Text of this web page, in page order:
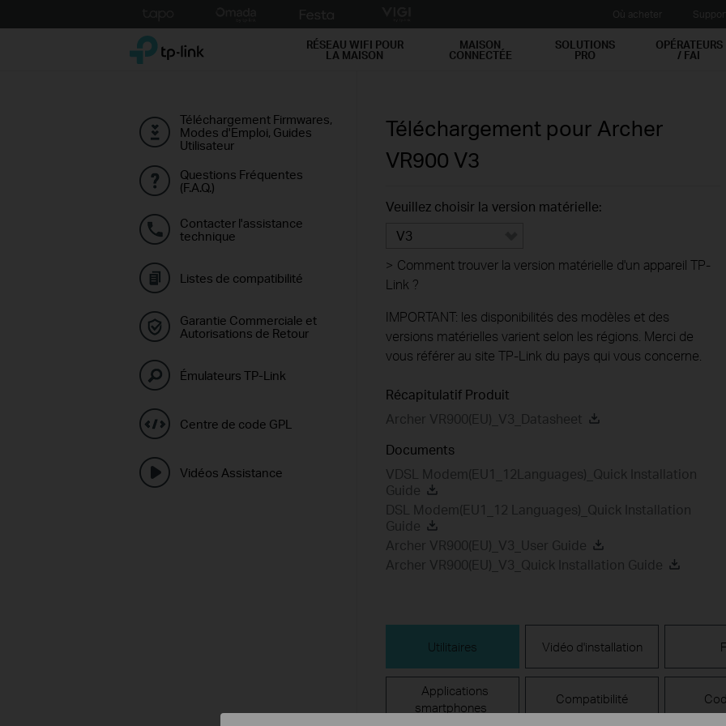
to
TP-Link, Reliably Smart RÉSEAU WIFI POUR
LA MAISON
MAISON
CONNECTÉE
SOLUTIONS
PRO
OPÉRATEURS
/ FAI
Téléchargement Firmwares,
Modes d'Emploi, Guides
Utilisateur
Questions Fréquentes
(F.A.Q.)
Contacter l'assistance
technique
Listes de compatibilité
Garantie Commerciale et
Autorisations de Retour
Émulateurs TP-Link
Centre de code GPL
Vidéos Assistance
Téléchargement pour Archer
VR900 V3
Veuillez choisir la version matérielle:
V3
> Comment trouver la version matérielle d'un appareil TP-
Link ?
IMPORTANT: les disponibilités des modèles et des
versions matérielles varient selon les régions. Merci de
vous référer au site TP-Link du pays qui vous concerne.
Récapitulatif Produit
Archer VR900(EU)_V3_Datasheet
Documents
VDSL Modem(EU1_12Languages)_Quick Installation
Guide
DSL Modem(EU1_12 Languages)_Quick Installation
Guide
Archer VR900(EU)_V3_User Guide
Archer VR900(EU)_V3_Quick Installation Guide
Utilitaires Vidéo d'installation
Applications
smartphones
Compatibilité